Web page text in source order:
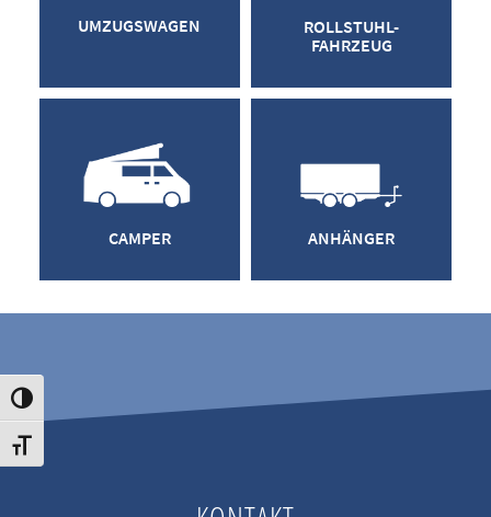
Umschalten auf hohe Kontraste
Schrift vergrößern
UMZUGSWAGEN
ROLLSTUHL-
FAHRZEUG
CAMPER ANHÄNGER